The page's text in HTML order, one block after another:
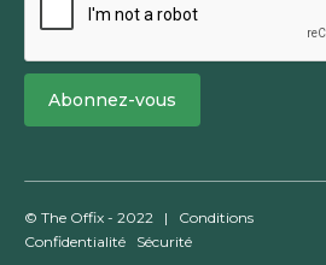
© The Offix - 2022 | Conditions
Confidentialité
Sécurité